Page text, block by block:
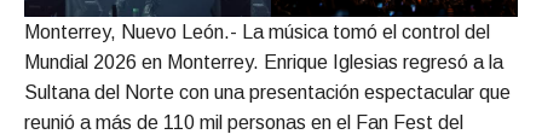
Monterrey, Nuevo León.- La música tomó el control del
Mundial 2026 en Monterrey. Enrique Iglesias regresó a la
Sultana del Norte con una presentación espectacular que
reunió a más de 110 mil personas en el Fan Fest del